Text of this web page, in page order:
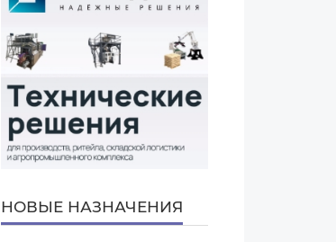
НОВЫЕ НАЗНАЧЕНИЯ